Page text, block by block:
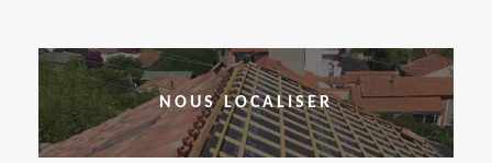
NOUS LOCALISER